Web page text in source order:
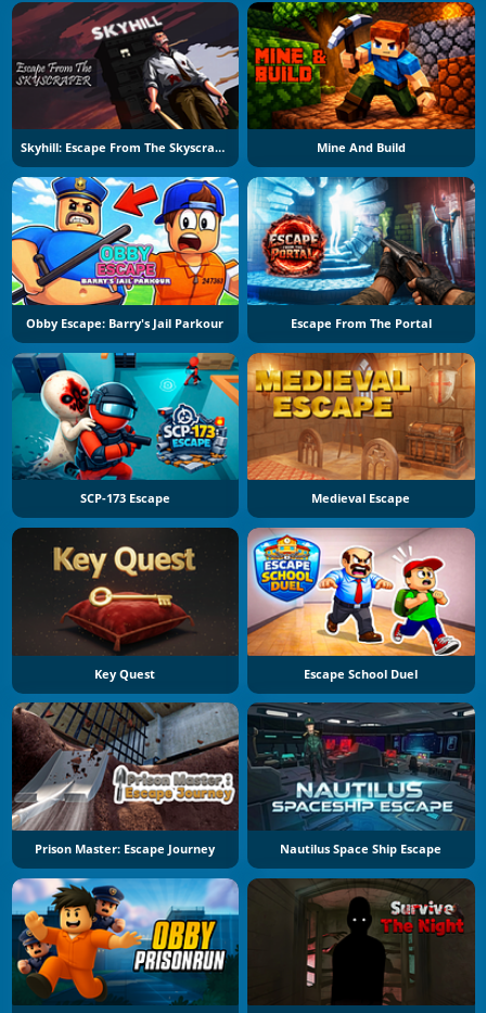
Skyhill: Escape From The Skyscraper Mine And Build
Obby Escape: Barry's Jail Parkour Escape From The Portal
SCP-173 Escape Medieval Escape
Key Quest Escape School Duel
Prison Master: Escape Journey Nautilus Space Ship Escape